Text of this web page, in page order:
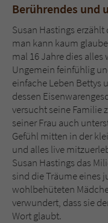
Berührendes und
Susan Hastings
man kann kaum
mal 16 Jahre dies
Ungemein feinfühlig
einfache Leben Bettys
dessen
versucht seine Familie
seiner Frau auch
Gefühl mitten in der
und alles live
Susan Hastings das
sind die Träume eines
wohlbehüteten
verwundert, dass sie
Wort glaubt.